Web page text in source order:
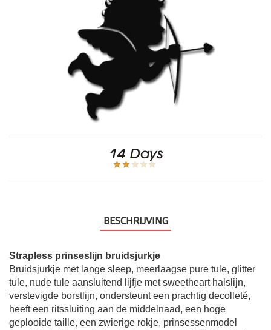
BESCHRIJVING
Strapless prinseslijn bruidsjurkje
Bruidsjurkje met lange sleep, meerlaagse pure tule, glitter
tule, nude tule aansluitend lijfje met sweetheart halslijn,
verstevigde borstlijn, ondersteunt een prachtig decolleté,
heeft een ritssluiting aan de middelnaad, een hoge
geplooide taille, een zwierige rokje, prinsessenmodel